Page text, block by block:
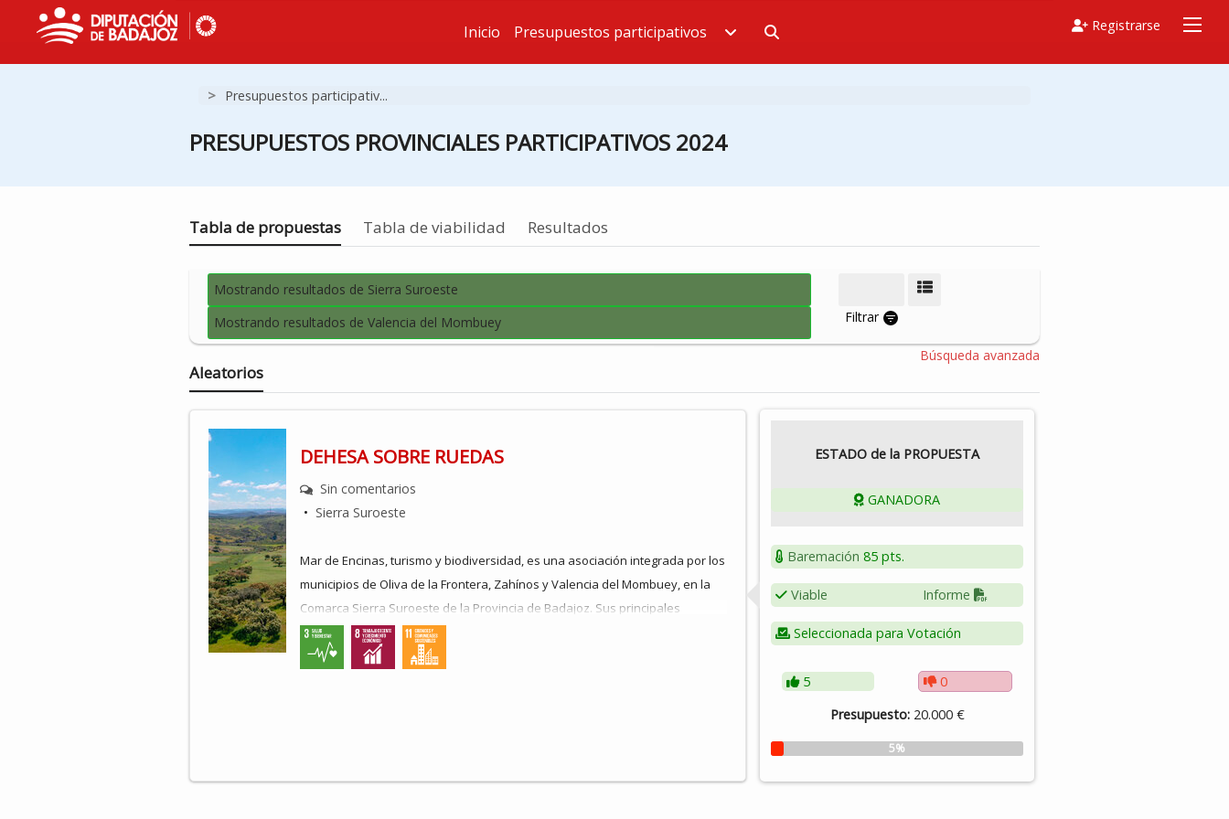
Estás en
Inicio Presupuestos participativos Registrarse
> Presupuestos participativ...
PRESUPUESTOS PROVINCIALES PARTICIPATIVOS 2024
Estás en
Tabla de propuestas Tabla de viabilidad Resultados
Mostrando resultados de Sierra Suroeste
Mostrando resultados de Valencia del Mombuey
Filtrar
Búsqueda avanzada
Aleatorios
DEHESA SOBRE RUEDAS
Sin comentarios
• Sierra Suroeste
Mar de Encinas, turismo y biodiversidad, es una asociación integrada por los
municipios de Oliva de la Frontera, Zahínos y Valencia del Mombuey, en la
Comarca Sierra Suroeste de la Provincia de Badajoz. Sus principales
objetivos son fomentar el turismo sostenible, poner en valor el patrimonio
cultural, natural y etnográfico, y potenciar la colaboración transfronteriza
el conjunto de la ciudadanía.
ESTADO de la PROPUESTA
GANADORA
Baremación 85 pts.
Viable Informe
Seleccionada para Votación
5
0
Presupuesto: 20.000 €
5%